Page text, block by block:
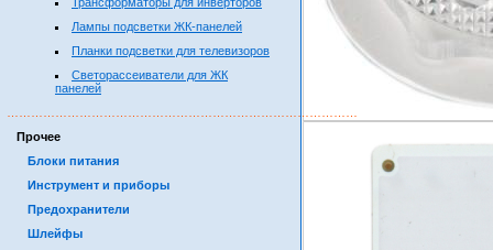
Лампы подсветки ЖК-панелей
Планки подсветки для телевизоров
Светорассеиватели для ЖК
панелей
Прочее
Блоки питания
Инструмент и приборы
Предохранители
Шлейфы